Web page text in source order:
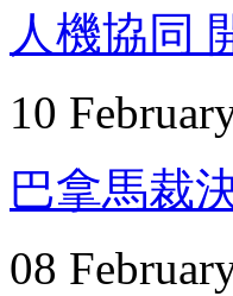
人機協同
10
巴拿馬裁
08